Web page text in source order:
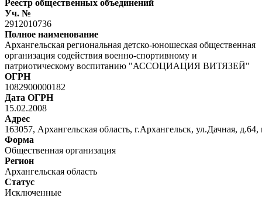
Реестр общественных объединений
Уч. №
2912010736
Полное наименование
Архангельская региональная детско-юношеская общественная
организация содействия военно-спортивному и
патриотическому воспитанию "АССОЦИАЦИЯ ВИТЯЗЕЙ"
ОГРН
1082900000182
Дата ОГРН
15.02.2008
Адрес
163057, Архангельская область, г.Архангельск, ул.Дачная, д.64,
Форма
Общественная организация
Регион
Архангельская область
Статус
Исключенные